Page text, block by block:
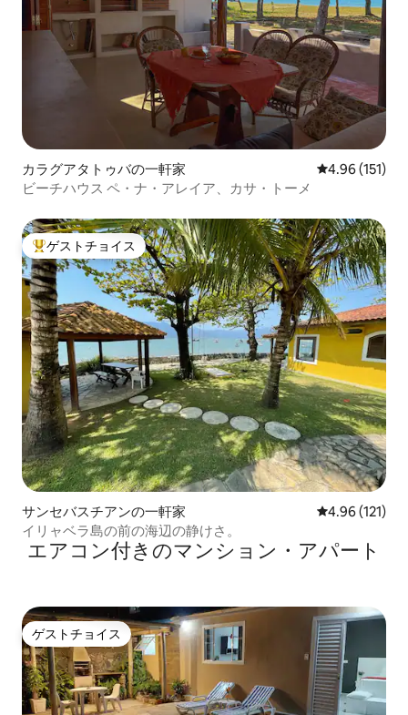
カラグアタトゥバの一軒家 レビュー151
4.96 (151)
ビーチハウス ペ・ナ・アレイア、カサ・トーメ
大好評のゲストチョイスです。
ゲストチョイス
サンセバスチアンの一軒家 レビュー121
4.96 (121)
イリャベラ島の前の海辺の静けさ。
エアコン付きのマンション・アパート
ゲストチョイス
ゲストチョイス